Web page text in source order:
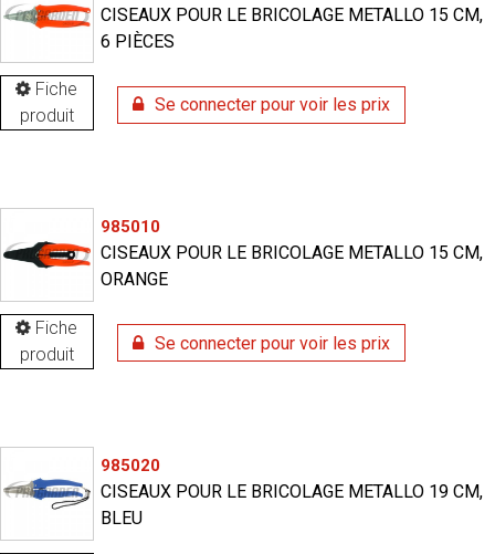
Fiche
produit
CISEAUX POUR LE BRICOLAGE METALLO 15 CM,
6 PIÈCES
Se connecter pour voir les prix
Fiche
produit
985010
CISEAUX POUR LE BRICOLAGE METALLO 15 CM,
ORANGE
Se connecter pour voir les prix
985020
CISEAUX POUR LE BRICOLAGE METALLO 19 CM,
BLEU